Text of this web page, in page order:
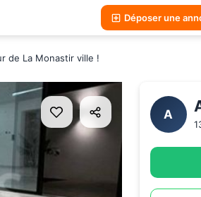
Déposer une
de La Monastir ville !
A